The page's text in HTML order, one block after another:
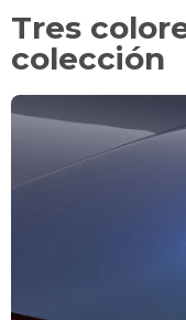
Tres
colección